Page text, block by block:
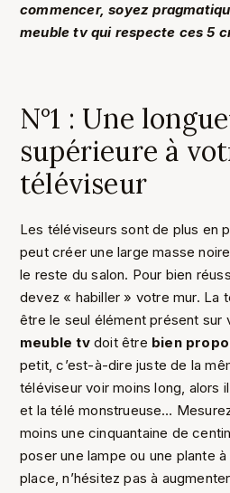
commencer, soyez
meuble tv qui respecte ces 5
N°1 : Une
supérieure à
téléviseur
Les téléviseurs sont de plus en
peut créer une large masse
le reste du salon. Pour bien
devez « habiller » votre mur. La
être le seul élément présent sur
meuble tvdoit être bien
petit, c’est-à-dire juste de la
téléviseur voir moins long, alors
et la télé monstrueuse…
moins une cinquantaine de
poser une lampe ou une plante
place, n’hésitez pas à